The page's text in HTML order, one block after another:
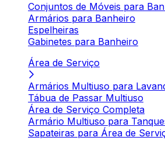
Conjuntos de Móveis para
Armários para Banheiro
Espelheiras
Gabinetes para Banheiro
Área de Serviço
Armários Multiuso para
Tábua de Passar Multiuso
Área de Serviço Completa
Armário Multiuso para
Sapateiras para Área de